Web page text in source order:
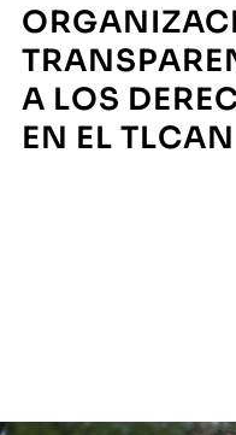
A LOS
EN EL TLCAN